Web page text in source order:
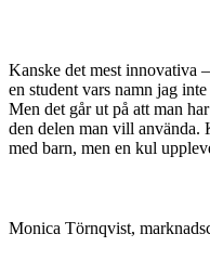
Kanske det mest innovativa
en student vars namn jag
Men det går ut på att man
den delen man vill använda.
med barn, men en kul
Monica Törnqvist,